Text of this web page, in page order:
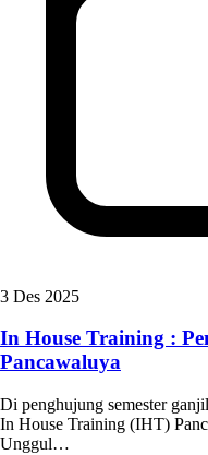
3 Des 2025
In House Training :
Pancawaluya
Di penghujung semester
In House Training (IHT)
Unggul…